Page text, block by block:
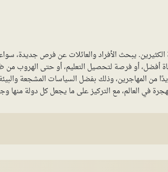
يبحث الأفراد والعائلات عن فرص جديدة،
أفضل، أو فرصة لتحصيل التعليم، أو حتى الهروب
من المهاجرين، وذلك بفضل السياسات المشجعة